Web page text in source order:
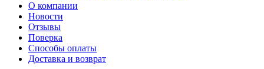
О компании
Новости
Отзывы
Поверка
Способы оплаты
Доставка и возврат